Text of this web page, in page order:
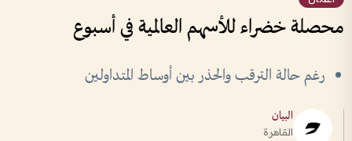
محصلة خضراء للأسهم العالمية في أسبوع
رغم حالة الترقب والحذر بين أوساط المتداولين
البيان
القاهرة